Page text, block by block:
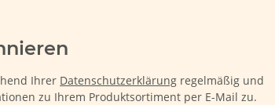
Ihrer Datenschutzerklärung regelmäßig und
zu Ihrem Produktsortiment per E-Mail zu.